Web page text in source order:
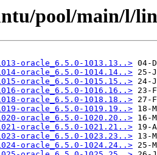
pool/main/l/
oracle_6.5.0-1013.13..>
oracle_6.5.0-1014.14..>
oracle_6.5.0-1015.15..>
oracle_6.5.0-1016.16..>
oracle_6.5.0-1018.18..>
oracle_6.5.0-1019.19..>
oracle_6.5.0-1020.20..>
oracle_6.5.0-1021.21..>
oracle_6.5.0-1023.23..>
oracle_6.5.0-1024.24..>